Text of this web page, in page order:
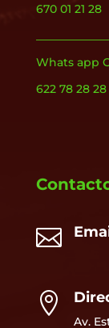
670 01 21 28
Whats app
622 78 28 28


Av.